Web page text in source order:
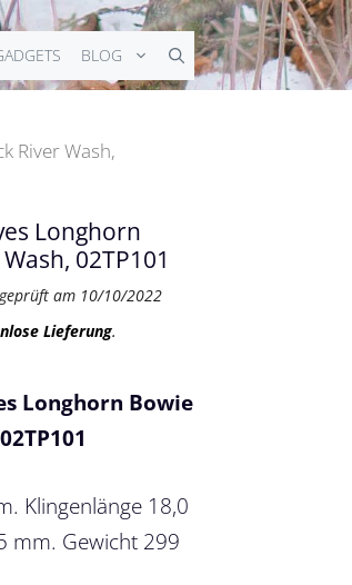
BLOG
River Wash,
Longhorn
02TP101
am 10/10/2022
Lieferung.
Longhorn Bowie
Klingenlänge 18,0
mm. Gewicht 299